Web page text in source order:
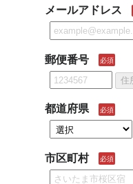
メールアドレス
郵便番号 必須
都道府県 必須
市区町村 必須